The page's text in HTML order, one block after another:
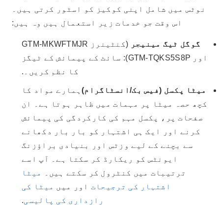
نوٹس میں شامل اپنی کوکیز کو اسٹور کرتی ہیں۔
اس وقت جو خدمات زیر استعمال ہیں وہ ہیں:
گوگل ٹیگ مینیجر
(کنٹینرز GTM-MKWFTMJR
اور GTM-TQKS5S8P): سائٹ کے پیمائش کے ٹیگز
کا نظم کریں۔.
میٹا پکسل (فیس بک/انسٹاگرام) ہمارے مواد کا
کچھ حصہ میٹا پر مہمات میں ظاہر ہوتا ہے۔ ان
صفحات پر، پکسل مہم کی کارکردگی کی پیمائش
کرنے اور ایک ہی اشتہار کو بار بار دکھانے
سے بچنے کے لیے وزٹس اور بنیادی براؤزنگ
ایونٹس کو ریکارڈ کر سکتا ہے۔ آپ اسے
ترتیبات میں کنٹرول کر سکتے ہیں۔
میٹا
اشتہار کی ترجیحات اور میں میٹا کی
رازداری کی پالیسی.